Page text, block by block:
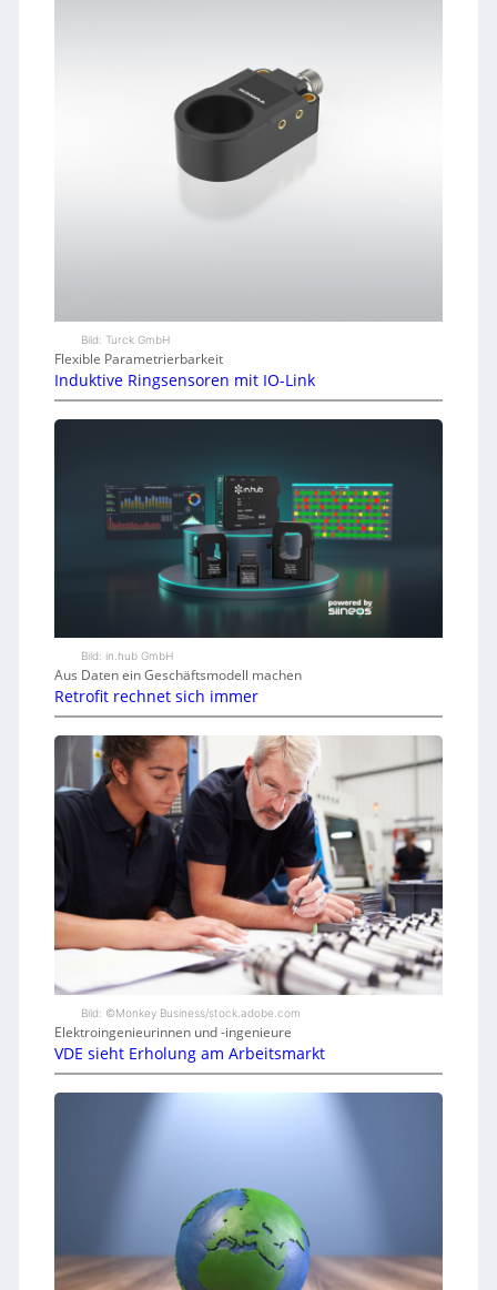
Bild: Turck GmbH
Flexible Parametrierbarkeit
Induktive Ringsensoren mit IO-Link
Bild: in.hub GmbH
Aus Daten ein Geschäftsmodell machen
Retrofit rechnet sich immer
Bild: ©Monkey Business/stock.adobe.com
Elektroingenieurinnen und -ingenieure
VDE sieht Erholung am Arbeitsmarkt